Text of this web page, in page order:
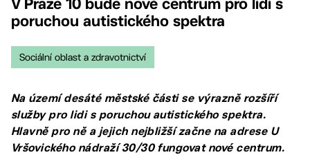
poruchou autistického spektra
Sociální oblast a zdravotnictví
Na území desáté městské části se výrazně rozšíří
služby pro lidi s poruchou autistického spektra.
Hlavně pro ně a jejich nejbližší začne na adrese U
Vršovického nádraží 30/30 fungovat nové centrum.